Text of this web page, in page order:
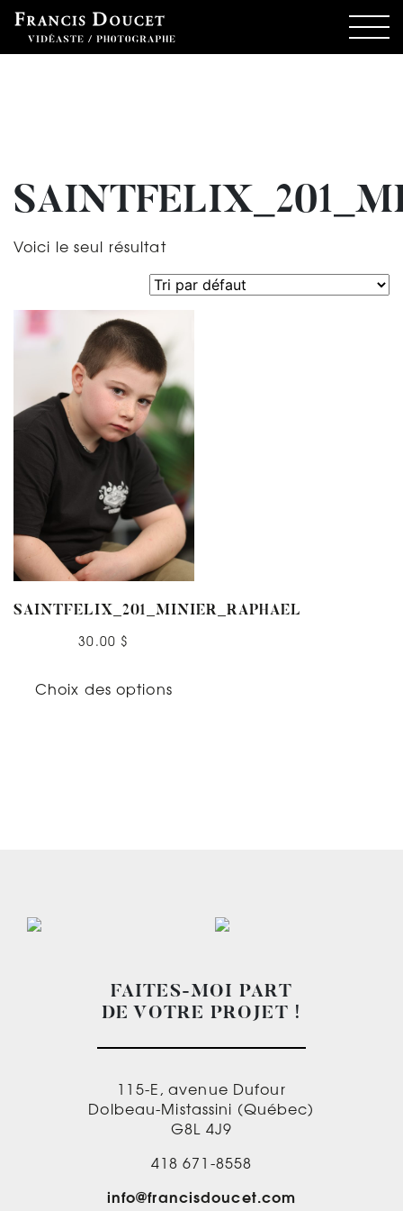
Voici le seul résultat
SAINTFELIX_201_MINIER_RAPHAEL
30.00 $
Choix des options
FAITES-MOI PART
DE VOTRE PROJET !
115-E, avenue Dufour
Dolbeau-Mistassini (Québec)
G8L 4J9
418 671-8558
info@francisdoucet.com